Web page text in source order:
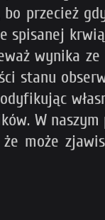
bo przecież
spisanej
wynika
stanu
W
że może